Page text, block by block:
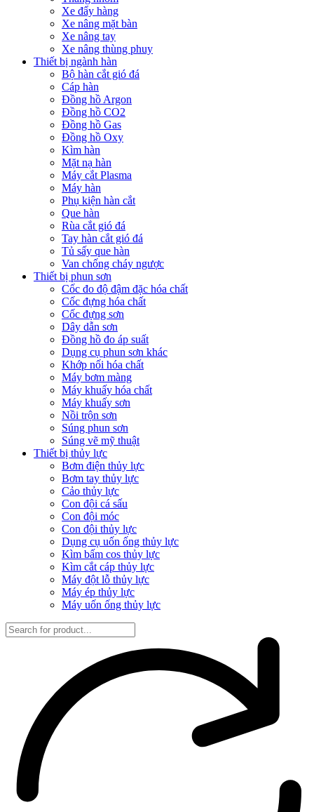
Xe đẩy hàng
Xe nâng mặt bàn
Xe nâng tay
Xe nâng thùng phuy
Thiết bị ngành hàn
Bộ hàn cắt gió đá
Cáp hàn
Đồng hồ Argon
Đồng hồ CO2
Đồng hồ Gas
Đồng hồ Oxy
Kìm hàn
Mặt nạ hàn
Máy cắt Plasma
Máy hàn
Phụ kiện hàn cắt
Que hàn
Rùa cắt gió đá
Tay hàn cắt gió đá
Tủ sấy que hàn
Van chống cháy ngược
Thiết bị phun sơn
Cốc đo độ đậm đặc hóa chất
Cốc đựng hóa chất
Cốc đựng sơn
Dây dẫn sơn
Đồng hồ đo áp suất
Dụng cụ phun sơn khác
Khớp nối hóa chất
Máy bơm màng
Máy khuấy hóa chất
Máy khuấy sơn
Nồi trộn sơn
Súng phun sơn
Súng vẽ mỹ thuật
Thiết bị thủy lực
Bơm điện thủy lực
Bơm tay thủy lực
Cảo thủy lực
Con đội cá sấu
Con đội móc
Con đội thủy lực
Dụng cụ uốn ống thủy lực
Kìm bấm cos thủy lực
Kìm cắt cáp thủy lực
Máy đột lỗ thủy lực
Máy ép thủy lực
Máy uốn ống thủy lực